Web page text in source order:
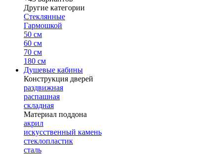
Другие категории
Стеклянные
Гармошкой
50 см
60 см
70 см
180 см
Душевые кабины
Конструкция дверей
раздвижная
распашная
складная
Материал поддона
акрил
искусственный камень
стеклопластик
сталь